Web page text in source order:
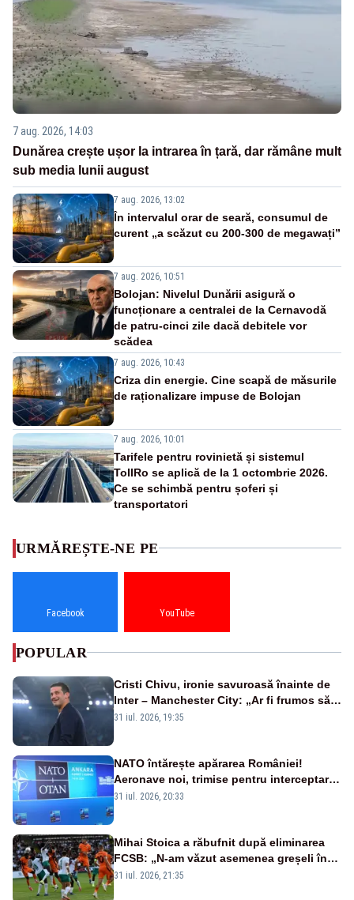
7 aug. 2026, 14:03
Dunărea crește ușor la intrarea în țară, dar rămâne mult
sub media lunii august
7 aug. 2026, 13:02
În intervalul orar de seară, consumul de
curent „a scăzut cu 200-300 de megawați”
7 aug. 2026, 10:51
Bolojan: Nivelul Dunării asigură o
funcționare a centralei de la Cernavodă
de patru-cinci zile dacă debitele vor
scădea
7 aug. 2026, 10:43
Criza din energie. Cine scapă de măsurile
de raționalizare impuse de Bolojan
7 aug. 2026, 10:01
Tarifele pentru rovinietă și sistemul
TollRo se aplică de la 1 octombrie 2026.
Ce se schimbă pentru șoferi și
transportatori
URMĂREȘTE-NE PE
Facebook YouTube
POPULAR
Cristi Chivu, ironie savuroasă înainte de
Inter – Manchester City: „Ar fi frumos să
mai cumpărați și de la noi”
31 iul. 2026, 19:35
NATO întărește apărarea României!
Aeronave noi, trimise pentru interceptarea
și distrugerea dronelor
31 iul. 2026, 20:33
Mihai Stoica a răbufnit după eliminarea
FCSB: „N-am văzut asemenea greșeli în
190 de meciuri europene”
31 iul. 2026, 21:35